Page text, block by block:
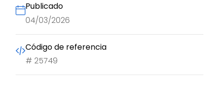
Publicado
04/03/2026
Código de referencia
# 25749